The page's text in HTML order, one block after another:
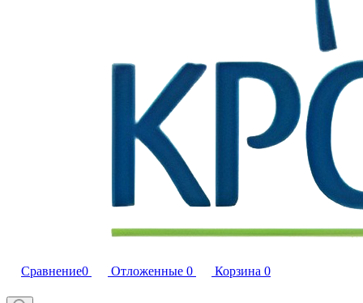
Сравнение0 Отложенные 0 Корзина 0